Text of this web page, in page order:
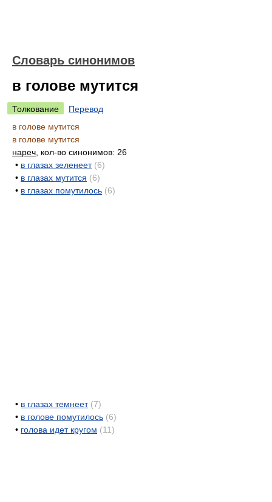
Словарь синонимов
в голове мутится
Толкование
Перевод
в голове мутится
в голове мутится
нареч , кол-во синонимов: 26
• в глазах зеленеет (6)
• в глазах мутится (6)
• в глазах помутилось (6)
• в глазах темнеет (7)
• в голове помутилось (6)
• голова идет кругом (11)